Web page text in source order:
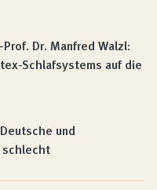
Dr. Manfred Walzl:
Schlafsystems auf die
und
schlecht